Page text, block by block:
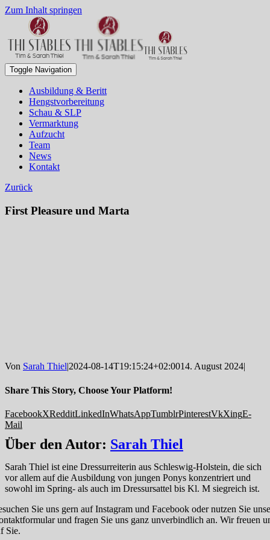
Zum Inhalt springen
Toggle Navigation
Ausbildung & Beritt
Hengstvorbereitung
Schau & SLP
Vermarktung
Aufzucht
Team
News
Kontakt
Zurück
First Pleasure und Marta
Von Sarah Thiel|2024-08-14T19:15:24+02:0014. August 2024|
Share This Story, Choose Your Platform!
FacebookXRedditLinkedInWhatsAppTumblrPinterestVkXingE-
Mail
Über den Autor: Sarah Thiel
Sarah Thiel ist eine Dressurreiterin aus Schleswig-Holstein, die sich
vor allem auf die Ausbildung von jungen Ponys konzentriert und
sowohl im Spring- als auch im Dressursattel bis Kl. M siegreich ist.
Sie uns gern auf Instagram und Facebook oder nutzen Sie
und fragen Sie uns ganz unverbindlich an. Wir freuen
Sie.